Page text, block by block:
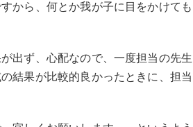
から、何とか我が子に目をかけても
出ず、心配なので、一度担当の先生
結果が比較的良かったときに、担当